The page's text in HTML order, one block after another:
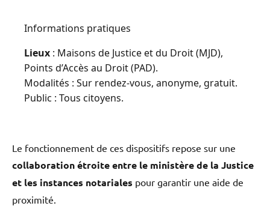
Informations pratiques
Lieux : Maisons de Justice et du Droit (MJD),
Points d’Accès au Droit (PAD).
Modalités : Sur rendez-vous, anonyme, gratuit.
Public : Tous citoyens.
Le fonctionnement de ces dispositifs repose sur une
collaboration étroite entre le ministère de la Justice
et les instances notariales pour garantir une aide de
proximité.